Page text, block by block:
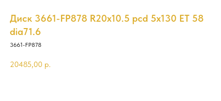
Диск 3661-FP878 R20x10.5 pcd 5x130 ET 58
dia71.6
3661-FP878
20485,00 р.